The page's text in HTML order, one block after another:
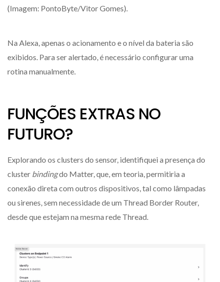
(Imagem: PontoByte/Vitor Gomes).
Na Alexa, apenas o acionamento e o nível da bateria são
exibidos. Para ser alertado, é necessário configurar uma
rotina manualmente.
FUNÇÕES EXTRAS NO
FUTURO?
Explorando os clusters do sensor, identifiquei a presença do
cluster bindingdo Matter, que, em teoria, permitiria a
conexão direta com outros dispositivos, tal como lâmpadas
ou sirenes, sem necessidade de um Thread Border Router,
desde que estejam na mesma rede Thread.